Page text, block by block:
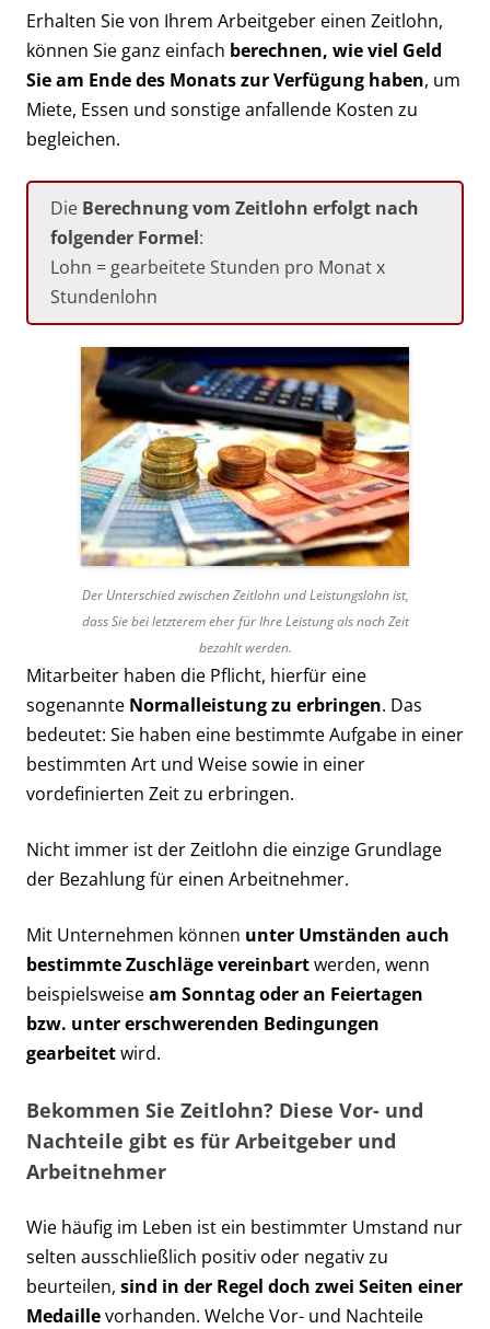
Erhalten Sie von Ihrem Arbeitgeber einen Zeitlohn,
können Sie ganz einfach berechnen, wie viel Geld
Sie am Ende des Monats zur Verfügung haben, um
Miete, Essen und sonstige anfallende Kosten zu
begleichen.
Die Berechnung vom Zeitlohn erfolgt nach
folgender Formel:
Lohn = gearbeitete Stunden pro Monat x
Stundenlohn
Der Unterschied zwischen Zeitlohn und Leistungslohn ist,
dass Sie bei letzterem eher für Ihre Leistung als nach Zeit
bezahlt werden.
Mitarbeiter haben die Pflicht, hierfür eine
sogenannte Normalleistung zu erbringen. Das
bedeutet: Sie haben eine bestimmte Aufgabe in einer
bestimmten Art und Weise sowie in einer
vordefinierten Zeit zu erbringen.
Nicht immer ist der Zeitlohn die einzige Grundlage
der Bezahlung für einen Arbeitnehmer.
Mit Unternehmen können unter Umständen auch
bestimmte Zuschläge vereinbartwerden, wenn
beispielsweiseam Sonntag oder an Feiertagen
bzw. unter erschwerenden Bedingungen
gearbeitetwird.
Bekommen Sie Zeitlohn? Diese Vor- und
Nachteile gibt es für Arbeitgeber und
Arbeitnehmer
Wie häufig im Leben ist ein bestimmter Umstand nur
selten ausschließlich positiv oder negativ zu
beurteilen, sind in der Regel doch zwei Seiten einer
Medaillevorhanden. Welche Vor- und Nachteile